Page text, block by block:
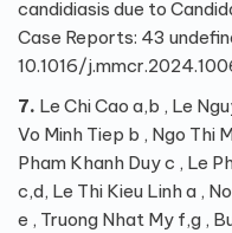
candidiasis due to
Case Reports: 43
10.1016/
7. Le Chi Cao a,b , Le
Vo Minh Tiep b , Ngo Thi
Pham Khanh Duy c , Le
c,d, Le Thi Kieu Linh a ,
e , Truong Nhat My f,g ,